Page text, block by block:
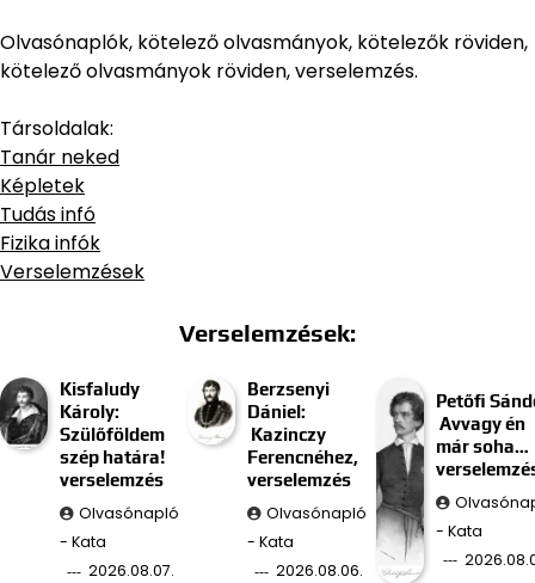
Olvasónaplók, kötelező olvasmányok, kötelezők röviden,
kötelező olvasmányok röviden, verselemzés.
Társoldalak:
Tanár neked
Képletek
Tudás infó
Fizika infók
Verselemzések
Verselemzések:
Kisfaludy
Károly:
Szülőföldem
szép határa!
verselemzés
Olvasónapló
- Kata
2026.08.07.
Berzsenyi
Dániel:
Kazinczy
Ferencnéhez,
verselemzés
Olvasónapló
- Kata
2026.08.06.
Petőfi
Avvagy én
már soha…
- Kata